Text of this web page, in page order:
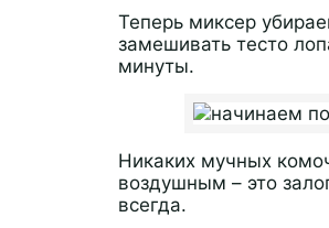
Теперь миксер
замешивать тесто
минуты.
Никаких мучных
воздушным – это
всегда.